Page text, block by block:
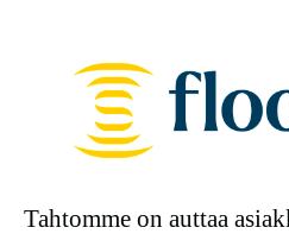
Tahtomme on auttaa